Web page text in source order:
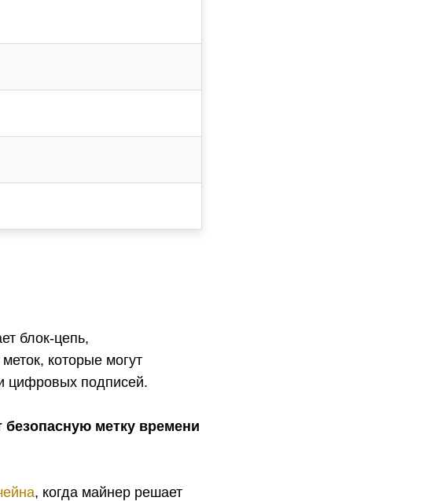
блок-цепь,
которые могут
цифровых подписей.
безопасную метку времени
, когда майнер решает